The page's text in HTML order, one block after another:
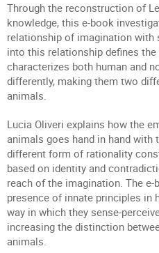
Through the reconstruction of
knowledge, this e-book
relationship of imagination with
into this relationship defines
characterizes both human and
differently, making them two
animals.
Lucia Oliveri explains how the
animals goes hand in hand with
different form of rationality
based on identity and
reach of the imagination. The
presence of innate principles in
way in which they sense-
increasing the distinction
animals.